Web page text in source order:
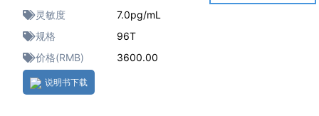
灵敏度
7.0pg/mL
规格
96T
价格(RMB)
3600.00
说明书下载